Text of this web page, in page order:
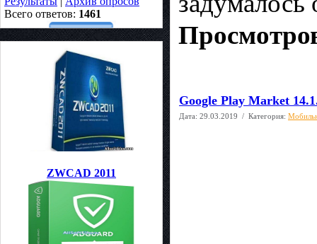
Всего ответов: 1461
ZWCAD 2011
Google Play Market
Дата: 29.03.2019 / Категория: